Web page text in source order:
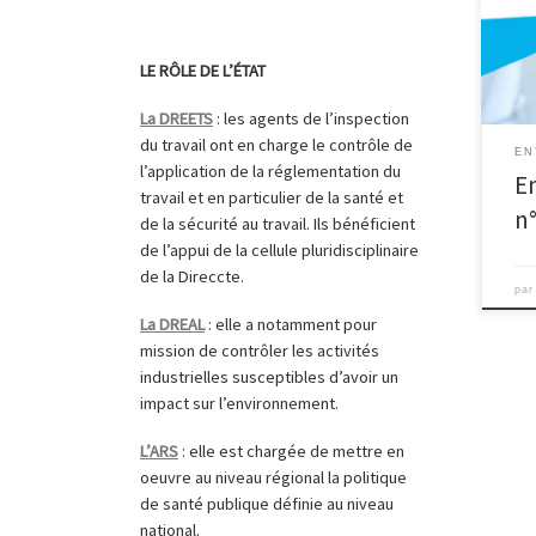
voie
et
LE RÔLE DE L’ÉTAT
La DREETS : les agents de l’inspection
du travail ont en charge le contrôle de
l’application de la réglementation du
travail et en particulier de la santé et
de la sécurité au travail. Ils bénéficient
de l’appui de la cellule pluridisciplinaire
de la Direccte.
La DREAL: elle a notamment pour
mission de contrôler les activités
industrielles susceptibles d’avoir un
impact sur l’environnement.
L’ARS : elle est chargée de mettre en
oeuvre au niveau régional la politique
de santé publique définie au niveau
national.